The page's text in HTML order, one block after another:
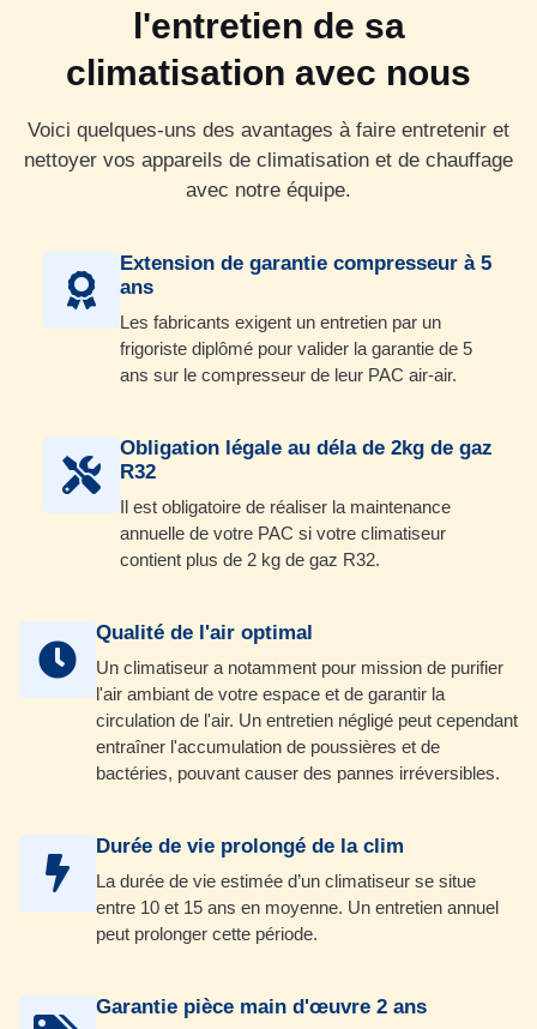
l'entretien de sa
climatisation avec nous
Voici quelques-uns des avantages à faire entretenir et
nettoyer vos appareils de climatisation et de chauffage
avec notre équipe.
Extension de garantie compresseur à 5
ans
Les fabricants exigent un entretien par un
frigoriste diplômé pour valider la garantie de 5
ans sur le compresseur de leur PAC air-air.
Obligation légale au déla de 2kg de gaz
R32
Il est obligatoire de réaliser la maintenance
annuelle de votre PAC si votre climatiseur
contient plus de 2 kg de gaz R32.
Qualité de l'air optimal
Un climatiseur a notamment pour mission de purifier
l'air ambiant de votre espace et de garantir la
circulation de l'air. Un entretien négligé peut cependant
entraîner l'accumulation de poussières et de
bactéries, pouvant causer des pannes irréversibles.
Durée de vie prolongé de la clim
La durée de vie estimée d’un climatiseur se situe
entre 10 et 15 ans en moyenne. Un entretien annuel
peut prolonger cette période.
Garantie pièce main d'œuvre 2 ans